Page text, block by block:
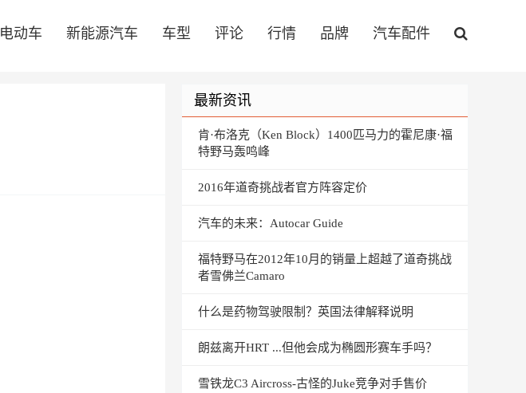
电动车 新能源汽车 车型 评论 行情 品牌 汽车配件
最新资讯
肯·布洛克（Ken Block）1400匹马力的霍尼康·福
特野马轰鸣峰
2016年道奇挑战者官方阵容定价
汽车的未来：Autocar Guide
福特野马在2012年10月的销量上超越了道奇挑战
者雪佛兰Camaro
什么是药物驾驶限制？英国法律解释说明
朗兹离开HRT ...但他会成为椭圆形赛车手吗？
雪铁龙C3 Aircross-古怪的Juke竞争对手售价